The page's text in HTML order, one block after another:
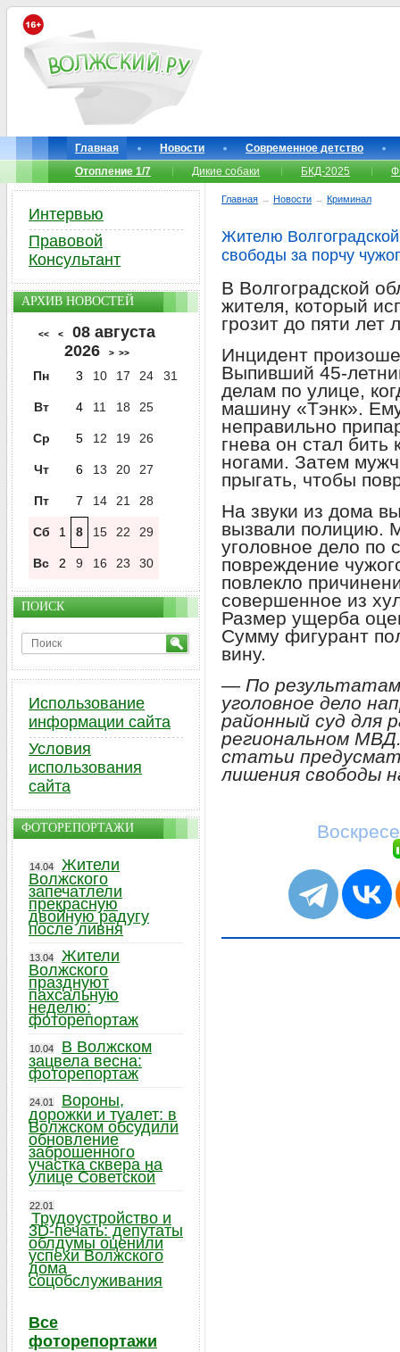
Главная Новости
Современное детство
Отопление 1/7
Дикие собаки БКД-2025
Главная → Новости → Криминал
Жителю
свободы за порчу
В Волгоградской
жителя, который
грозит до пяти
Инцидент
Выпивший 45-
делам по улице,
машину «Тэнк».
неправильно
гнева он стал
ногами. Затем
прыгать, чтобы
На звуки из дома
вызвали полицию.
уголовное дело по
повреждение
повлекло
совершенное из
Размер ущерба
Сумму фигурант
вину.
— По результатам
уголовное дело
районный суд для
региональном
статьи
лишения свободы
Интервью
Правовой
Консультант
АРХИВ НОВОСТЕЙ
<< <
08 августа
2026
> >>
Пн 3 10 17 24 31
Вт 4 11 18 25
Ср 5 12 19 26
Чт 6 13 20 27
Пт 7 14 21 28
Сб 1 8 15 22 29
Вс 2 9 16 23 30
ПОИСК
Использование
информации сайта
Условия
использования
сайта
ФОТОРЕПОРТАЖИ
14.04
Жители
Волжского
запечатлели
прекрасную
двойную радугу
после ливня
13.04
Жители
Волжского
празднуют
пахсальную
неделю:
фоторепортаж
10.04
В Волжском
зацвела весна:
фоторепортаж
24.01
Вороны,
дорожки и туалет: в
Волжском обсудили
обновление
заброшенного
участка сквера на
улице Советской
22.01
Трудоустройство и
3D-печать: депутаты
облдумы оценили
успехи Волжского
дома
соцобслуживания
Все
фоторепортажи